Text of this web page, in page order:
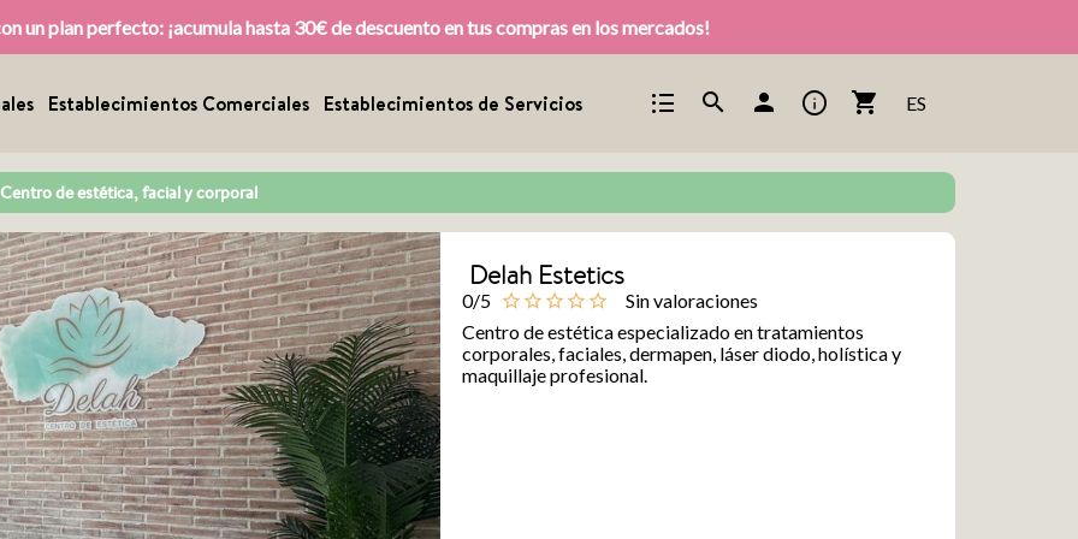
un plan perfecto: ¡acumula hasta 30€ de descuento en tus compras en los mercados!
Establecimientos Comerciales Establecimientos de Servicios format_list_bulleted search person info shopping_cart ES
de estética, facial y corporal
Delah Estetics
0/5 star_outline star_outline star_outline star_outline star_outline
Sin valoraciones
Centro de estética especializado en tratamientos
corporales, faciales, dermapen, láser diodo, holística y
maquillaje profesional.